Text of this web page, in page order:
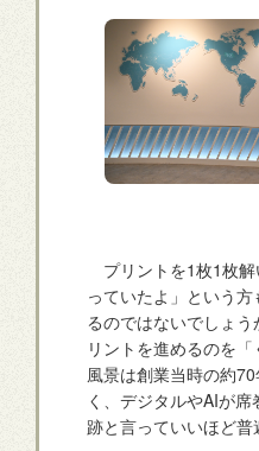
プリントを1枚1枚
っていたよ」という
るのではないでしょ
リントを進めるのを
風景は創業当時の約
く、デジタルやAIが
跡と言っていいほど普